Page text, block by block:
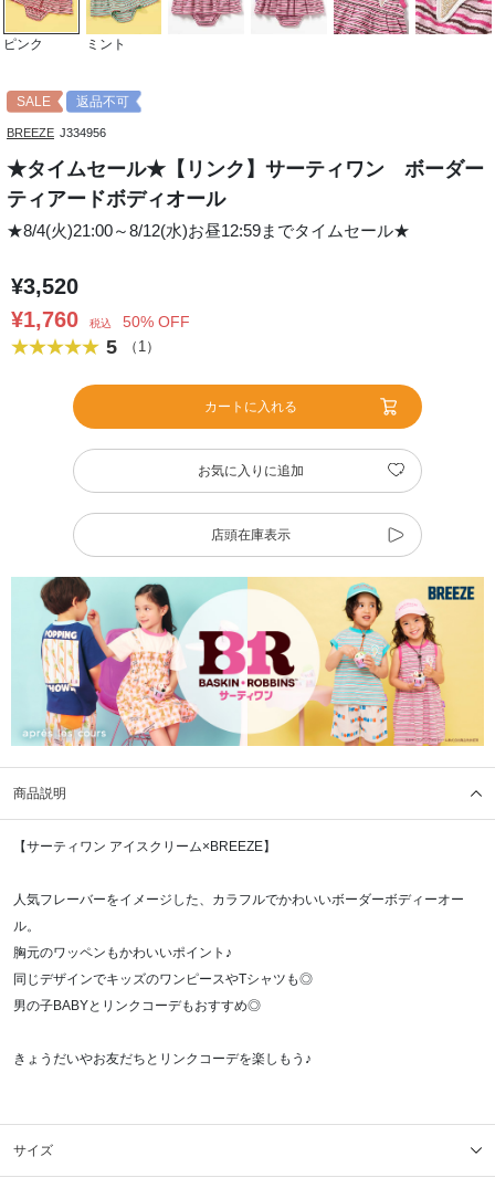
ピンク ミント
SALE 返品不可
BREEZE J334956
★タイムセール★【リンク】サーティワン ボーダー
ティアードボディオール
★8/4(火)21:00～8/12(水)お昼12:59までタイムセール★
¥3,520
¥1,760
税込 50% OFF
5 （1）
カートに入れる
お気に入りに追加
店頭在庫表示
商品説明
【サーティワン アイスクリーム×BREEZE】
人気フレーバーをイメージした、カラフルでかわいいボーダーボディーオー
ル。
胸元のワッペンもかわいいポイント♪
同じデザインでキッズのワンピースやTシャツも◎
男の子BABYとリンクコーデもおすすめ◎
きょうだいやお友だちとリンクコーデを楽しもう♪
サイズ